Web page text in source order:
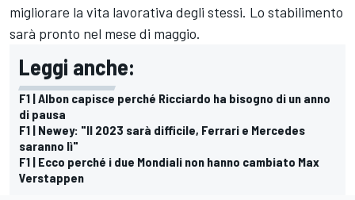
migliorare la vita lavorativa degli stessi. Lo stabilimento
sarà pronto nel mese di maggio.
Leggi anche:
F1 | Albon capisce perché Ricciardo ha bisogno di un anno
di pausa
F1 | Newey: "Il 2023 sarà difficile, Ferrari e Mercedes
saranno lì"
F1 | Ecco perché i due Mondiali non hanno cambiato Max
Verstappen